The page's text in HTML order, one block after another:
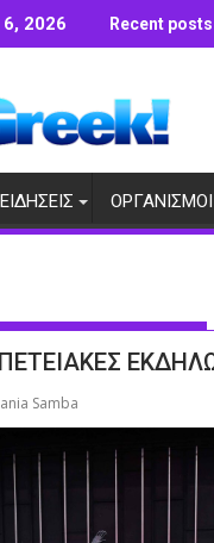
2026 Recent posts
ΕΙΔΗΣΕΙΣ ΟΡΓΑΝΙΣΜΟΙ
Samba